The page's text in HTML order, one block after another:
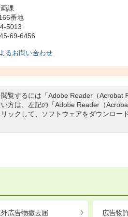
課
番地
5013
69-6456
るお問い合わせ
覧するには「Adobe Reader（Acrobat
方は、左記の「Adobe Reader（
ックして、ソフトウェアをダウンロー
外広告物撤去届 広告物